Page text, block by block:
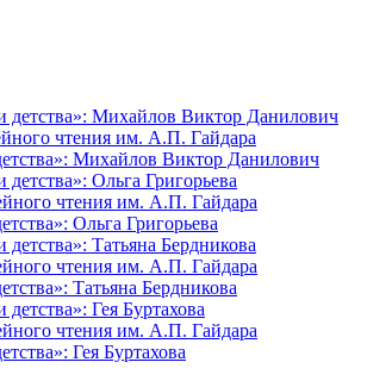
чтения им. А.П. Гайдара
Михайлов Виктор Данилович
чтения им. А.П. Гайдара
Ольга Григорьева
чтения им. А.П. Гайдара
Татьяна Бердникова
чтения им. А.П. Гайдара
Гея Буртахова